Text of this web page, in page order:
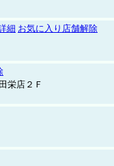
細 お気に入り店舗解除
栄店２Ｆ